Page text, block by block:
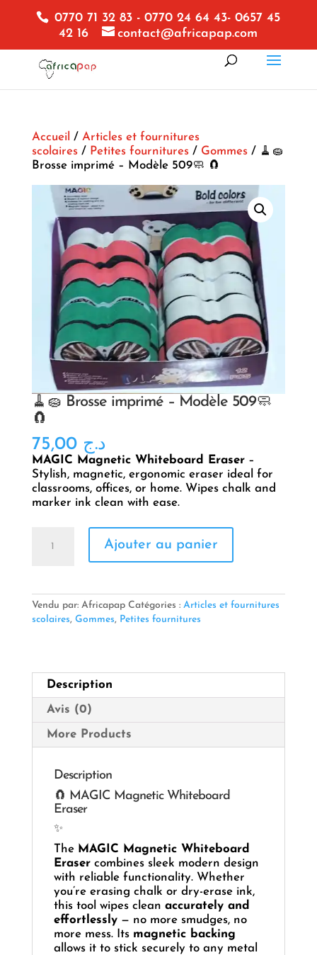
0770 71 32 83 - 0770 24 64 43- 0657 45
42 16
contact@africapap.com
Accueil / Articles et fournitures
scolaires/ Petites fournitures/ Gommes/ 🧹🧽
Brosse imprimé – Modèle 509🧼 🧲
🧹🧽 Brosse imprimé – Modèle 509🧼
🧲
د.ج 75,00
MAGIC Magnetic Whiteboard Eraser–
Stylish, magnetic, ergonomic eraser ideal for
classrooms, offices, or home. Wipes chalk and
marker ink clean with ease.
imprimé
–
🧲
Ajouter au panier
Vendu par: Africapap Catégories : Articles et fournitures
scolaires, Gommes, Petites fournitures
Description
Avis (0)
More Products
Description
🧲 MAGIC Magnetic Whiteboard
Eraser
✨
The MAGIC Magnetic Whiteboard
Erasercombines sleek modern design
with reliable functionality. Whether
you’re erasing chalk or dry-erase ink,
this tool wipes clean accurately and
effortlessly— no more smudges, no
more mess. Its magnetic backing
allows it to stick securely to any metal